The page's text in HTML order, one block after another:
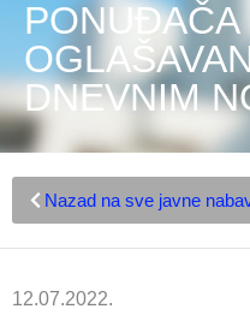
PONUĐAČA
DNEVNIM
Nazad na sve javne
12.07.2022.